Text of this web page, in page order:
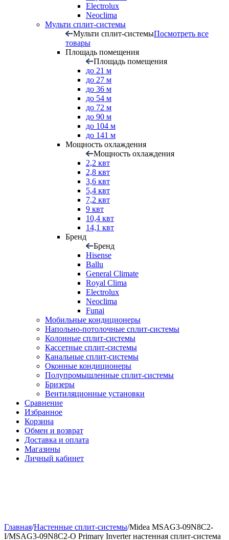
Electrolux
Neoclima
Мульти сплит-системы
Мульти сплит-системыПосмотреть все
товары
Площадь помещения
Площадь помещения
до 21 м
до 27 м
до 36 м
до 54 м
до 72 м
до 90 м
до 104 м
до 141 м
Мощность охлаждения
Мощность охлаждения
2,2 квт
2,8 квт
3,6 квт
5,4 квт
7,2 квт
9 квт
10,4 квт
14,1 квт
Бренд
Бренд
Hisense
Ballu
General Climate
Royal Clima
Electrolux
Neoclima
Funai
Мобильные кондиционеры
Напольно-потолоч​ные ​сплит-системы
Колонные ​​сплит-системы
Кассетные сплит-системы
Канальные сплит-системы
Оконные кондиционеры
Полупромышленные сплит-системы
Бризеры
Вентиляционные установки
Сравнение
Избранное
Корзина
Обмен и возврат
Доставка и оплата
Магазины
Личный кабинет
Главная/Настенные сплит-системы/Midea MSAG3-09N8C2-
I/MSAG3-09N8C2-O Primary Inverter настенная сплит-система